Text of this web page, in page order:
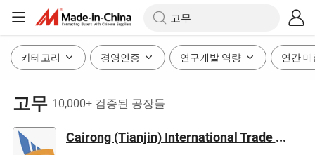
카테고리 경영인증 연구개발 역량 연간
고무 10,000+ 검증된 공장들
Cairong (Tianjin) International Trade Co., Ltd.